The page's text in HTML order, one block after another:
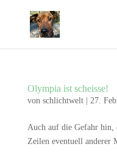
Olympia ist scheisse!
von schlichtwelt| 27.
Auch auf die Gefahr hin,
Zeilen eventuell anderer